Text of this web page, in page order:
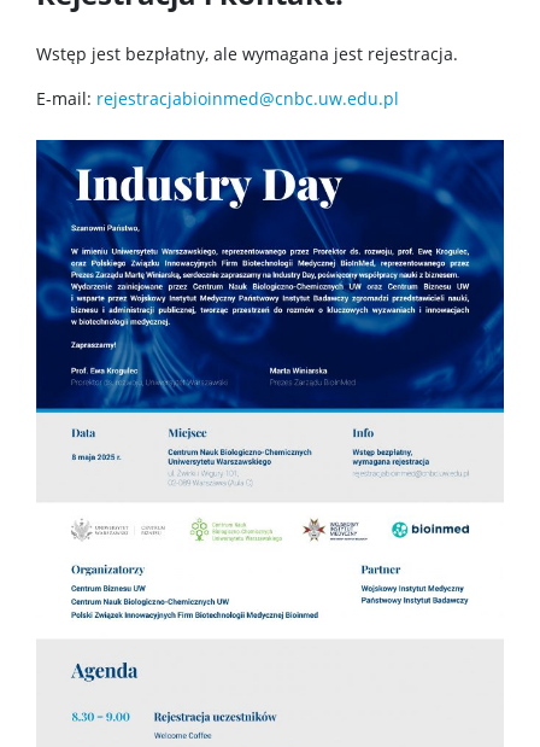
Pracownicy
Intranet
Spis pracowników
Strony prywatne
Badania i nauka
Zespoły badawcze
Seminaria
Konferencje
Stopnie i tytuły
Wstęp jest bezpłatny, ale wymagana jest rejestracja.
E-mail: rejestracjabioinmed@cnbc.uw.edu.pl